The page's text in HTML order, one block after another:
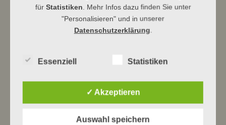
Ev Kirchengemeinde Dbg
für Statistiken . Mehr Infos dazu finden Sie unter
"Personalisieren" und in unserer
Datenschutzerklärung.
Essenziell Statistiken
✓ Akzeptieren
Auswahl speichern